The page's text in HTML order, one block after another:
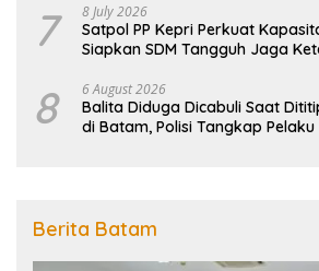
7 8 July 2026
Satpol PP Kepri Perkuat
Siapkan SDM Tangguh Jaga
8 6 August 2026
Balita Diduga Dicabuli Saat
di Batam, Polisi Tangkap Pelaku
Berita Batam